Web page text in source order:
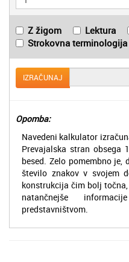
Z žigom Lektura
Strokovna terminologija
IZRAČUNAJ
Opomba:
Navedeni kalkulator
Prevajalska stran obsega
besed. Zelo pomembno
število znakov v svojem
konstrukcija čim bolj
natančnejše
predstavništvom.